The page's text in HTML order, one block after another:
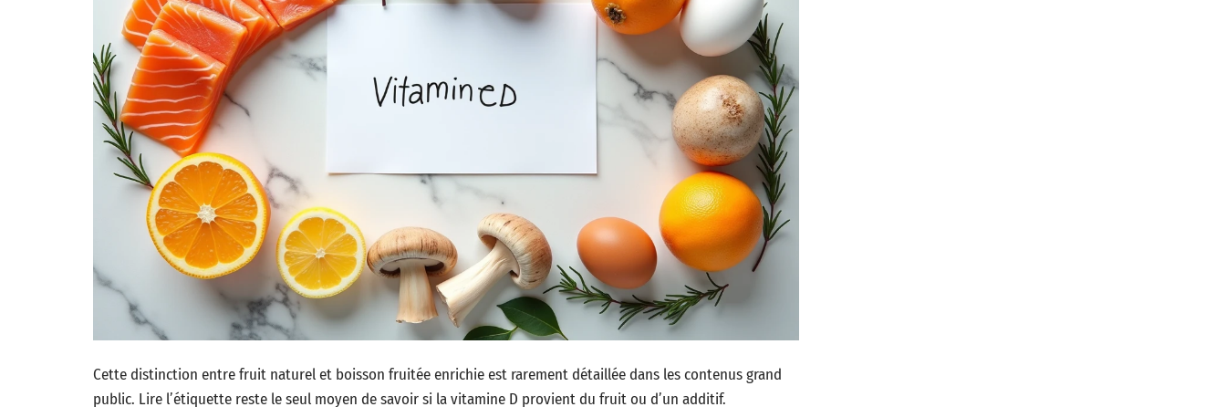
Cette distinction entre fruit naturel et boisson fruitée enrichie est rarement détaillée dans les contenus grand
public. Lire l’étiquette reste le seul moyen de savoir si la vitamine D provient du fruit ou d’un additif.